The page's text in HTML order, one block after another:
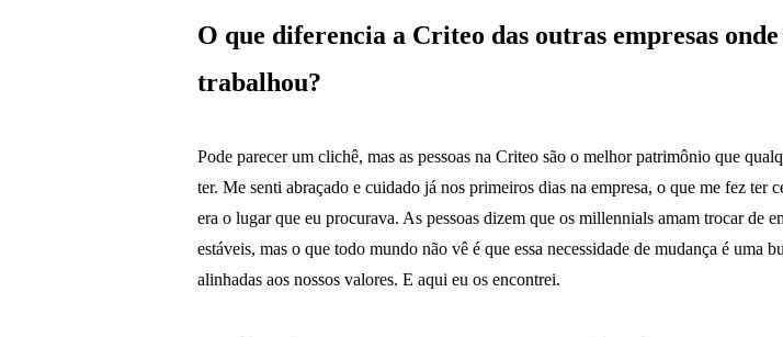
O que diferencia a Criteo das outras empresas onde
trabalhou?
Pode parecer um clichê, mas as pessoas na Criteo são o melhor patrimônio que
ter. Me senti abraçado e cuidado já nos primeiros dias na empresa, o que me fez ter
era o lugar que eu procurava. As pessoas dizem que os millennials amam trocar de
estáveis, mas o que todo mundo não vê é que essa necessidade de mudança é uma
alinhadas aos nossos valores. E aqui eu os encontrei.